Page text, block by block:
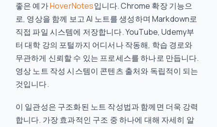
좋은 예가HoverNotes입니다. Chrome 확장 기능으
로, 영상을 함께 보고 AI 노트를 생성하며 Markdown로
직접 파일 시스템에 저장합니다. YouTube, Udemy부
터 대학 강의 포털까지 어디서나 작동해, 학습 경로와
무관하게 신뢰할 수 있는 프로세스를 하나로 만듭니다.
영상 노트 작성 시스템이 콘텐츠 출처와 독립적이 되는
것입니다.
이 일관성은 구조화된 노트 작성법과 함께면 더욱 강력
합니다. 가장 효과적인 구조 중 하나에 대해 자세히 알